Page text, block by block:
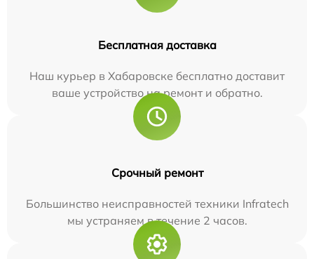
Бесплатная доставка
Наш курьер в Хабаровске бесплатно доставит
ваше устройство на ремонт и обратно.
Срочный ремонт
Большинство неисправностей техники Infratech
мы устраняем в течение 2 часов.